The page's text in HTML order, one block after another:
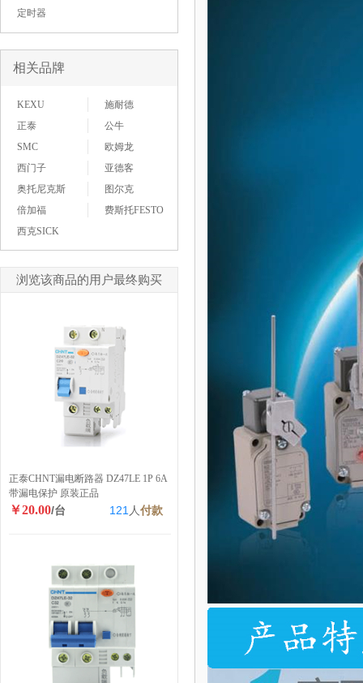
定时器
相关品牌
KEXU
施耐德
正泰
公牛
SMC
欧姆龙
西门子
亚德客
奥托尼克斯
图尔克
倍加福
费斯托FESTO
西克SICK
浏览该商品的用户最终购买
正泰CHNT漏电断路器 DZ47LE 1P 6A
带漏电保护 原装正品
￥20.00/台 121 人付款